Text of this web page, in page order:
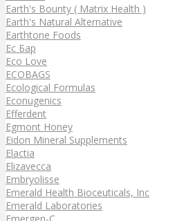
Earth's Bounty ( Matrix Health )
Earth's Natural Alternative
Earthtone Foods
Ec Бар
Eco Love
ECOBAGS
Ecological Formulas
Econugenics
Efferdent
Egmont Honey
Eidon Mineral Supplements
Elactia
Elizavecca
Embryolisse
Emerald Health Bioceuticals, Inc
Emerald Laboratories
Emergen-C